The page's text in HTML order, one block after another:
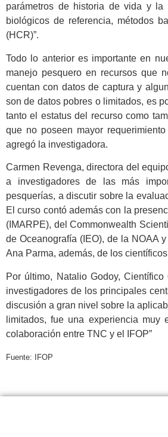
parámetros de historia de vida y la
biológicos de referencia, métodos
(HCR)”.
Todo lo anterior es importante en
manejo pesquero en recursos que
cuentan con datos de captura y
son de datos pobres o limitados, es
tanto el estatus del recurso como
que no poseen mayor
agregó la investigadora.
Carmen Revenga, directora del
a investigadores de las más
pesquerías, a discutir sobre la
El curso contó además con la
(IMARPE), del Commonwealth
de Oceanografía (IEO), de la NOAA
Ana Parma, además, de los
Por último, Natalio Godoy,
investigadores de los principales
discusión a gran nivel sobre la
limitados, fue una experiencia muy
colaboración entre TNC y el IFOP”
Fuente: IFOP